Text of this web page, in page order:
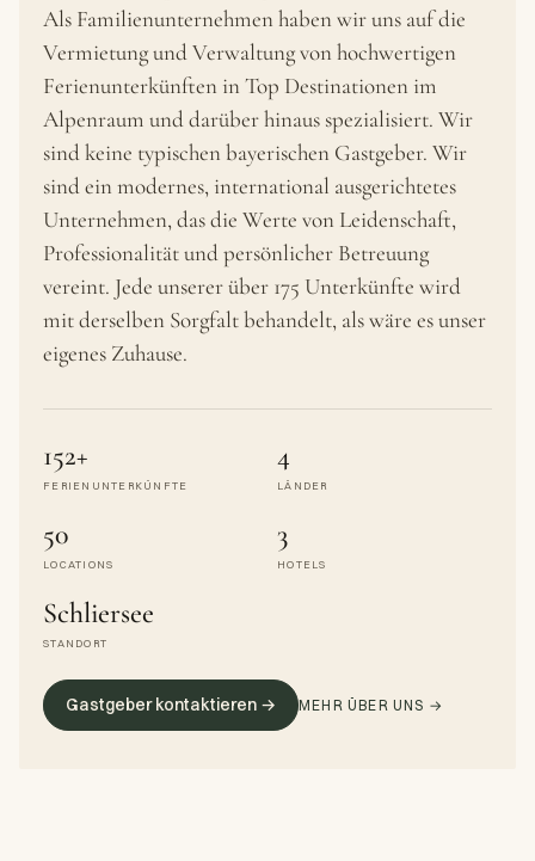
Als Familienunternehmen haben wir uns auf die
Vermietung und Verwaltung von hochwertigen
Ferienunterkünften in Top Destinationen im
Alpenraum und darüber hinaus spezialisiert. Wir
sind keine typischen bayerischen Gastgeber. Wir
sind ein modernes, international ausgerichtetes
Unternehmen, das die Werte von Leidenschaft,
Professionalität und persönlicher Betreuung
vereint. Jede unserer über 175 Unterkünfte wird
mit derselben Sorgfalt behandelt, als wäre es unser
eigenes Zuhause.
152+
FERIENUNTERKÜNFTE
4
LÄNDER
50
LOCATIONS
3
HOTELS
Schliersee
STANDORT
Gastgeber kontaktieren → MEHR ÜBER UNS →